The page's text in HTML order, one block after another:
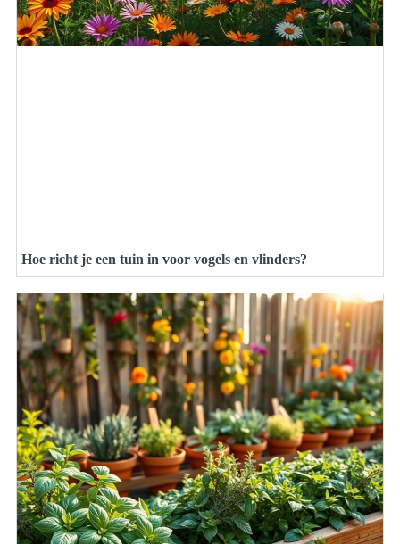
Hoe richt je een tuin in voor vogels en vlinders?